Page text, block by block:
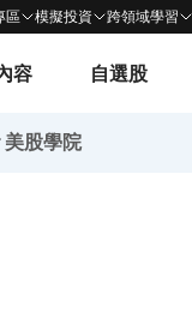
區 模擬投資 跨領域學習
容 自選股
美股學院